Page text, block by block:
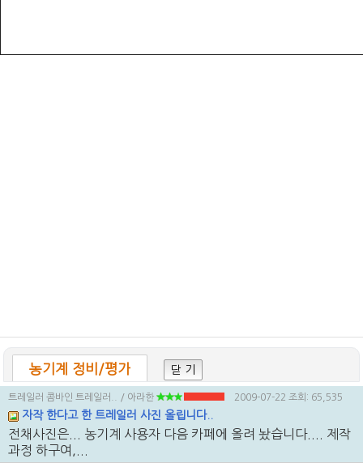
농기계 정비/평가 닫 기
트레일러 콤바인 트레일러.. / 아라한 2009-07-22 조회: 65,535
자작 한다고 한 트레일러 사진 올립니다..
전채사진은... 농기계 사용자 다음 카페에 올려 놨습니다.... 제작
과정 하구여,...